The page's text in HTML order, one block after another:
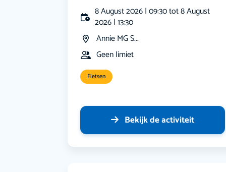
8 August 2026 | 09:30 tot 8 August
2026 | 13:30
Annie MG S...
Geen limiet
Fietsen
Bekijk de activiteit